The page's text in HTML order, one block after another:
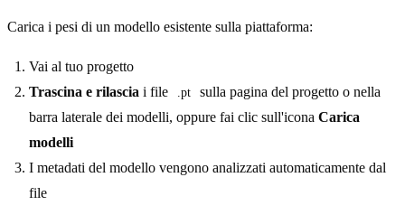
Carica i pesi di un modello esistente sulla piattaforma:
Vai al tuo progetto
Trascina e rilascia i file .pt
sulla pagina del progetto o nella
barra laterale dei modelli, oppure fai clic sull'icona Carica
modelli
I metadati del modello vengono analizzati automaticamente dal
file